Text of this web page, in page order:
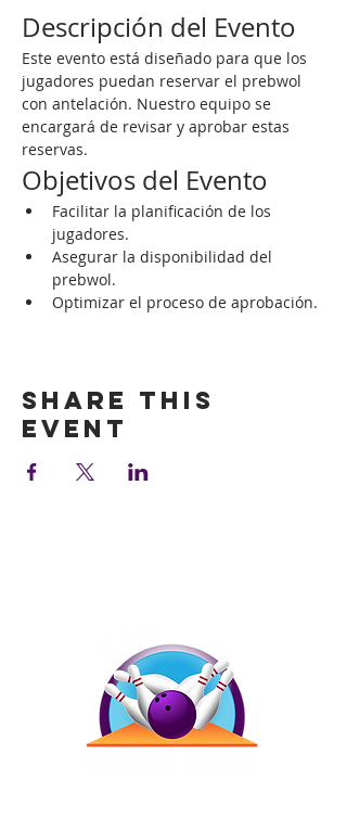
Descripción del Evento
Este evento está diseñado para que los
jugadores puedan reservar el prebwol
con antelación. Nuestro equipo se
encargará de revisar y aprobar estas
reservas.
Objetivos del Evento
Facilitar la planificación de los
jugadores.
Asegurar la disponibilidad del
prebwol.
Optimizar el proceso de aprobación.
Share this
event